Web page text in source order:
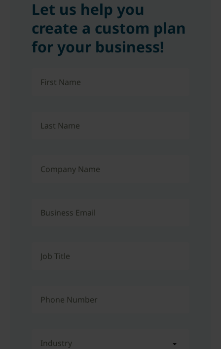
Let us help you
create a custom plan
for your business!
First Name
Last Name
Company Name
Business Email
Job Title
Phone Number
Industry